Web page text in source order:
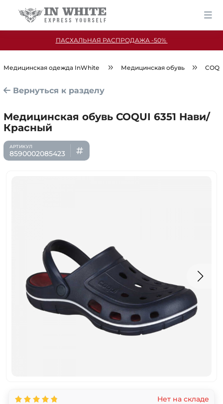
ПАСХАЛЬНАЯ РАСПРОДАЖА -50%
Медицинская одежда InWhite Медицинская обувь
Вернуться к разделу
Медицинская обувь COQUI 6351 Нави/
Красный
8590002085423
Нет на складе